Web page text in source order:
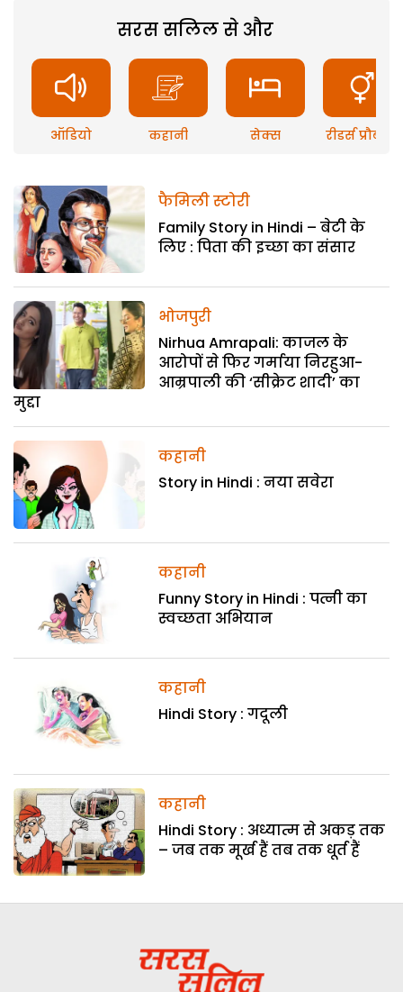
सरस सलिल से और
ऑडियो कहानी सेक्स रीडर्स प्रौब्लम
फैमिली स्टोरी
Family Story in Hindi – बेटी के
लिए : पिता की इच्छा का संसार
भोजपुरी
Nirhua Amrapali: काजल के
आरोपों से फिर गर्माया निरहुआ-
आम्रपाली की ‘सीक्रेट शादी’ का
मुद्दा
कहानी
Story in Hindi : नया सवेरा
कहानी
Funny Story in Hindi : पत्नी का
स्वच्छता अभियान
कहानी
Hindi Story : गदूली
कहानी
Hindi Story : अध्यात्म से अकड़ तक
– जब तक मूर्ख हैं तब तक धूर्त हैं